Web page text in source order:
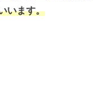
います。